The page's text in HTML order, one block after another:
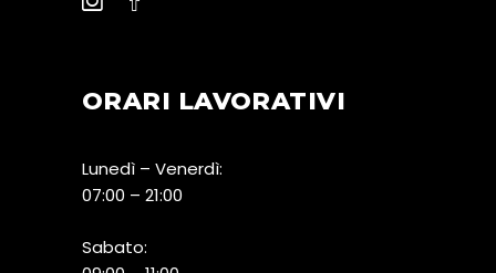
ORARI LAVORATIVI
Lunedì – Venerdì:
07:00 – 21:00
Sabato: